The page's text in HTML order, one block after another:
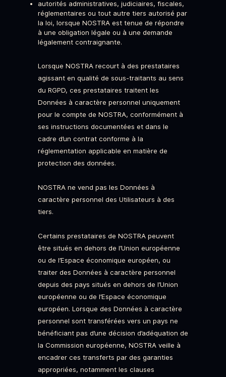
autorités administratives, judiciaires, fiscales,
réglementaires ou tout autre tiers autorisé par
la loi, lorsque NOSTRA est tenue de répondre
à une obligation légale ou à une demande
légalement contraignante.
Lorsque NOSTRA recourt à des prestataires
agissant en qualité de sous-traitants au sens
du RGPD, ces prestataires traitent les
Données à caractère personnel uniquement
pour le compte de NOSTRA, conformément à
ses instructions documentées et dans le
cadre d’un contrat conforme à la
réglementation applicable en matière de
protection des données.
NOSTRA ne vend pas les Données à
caractère personnel des Utilisateurs à des
tiers.
Certains prestataires de NOSTRA peuvent
être situés en dehors de l’Union européenne
ou de l’Espace économique européen, ou
traiter des Données à caractère personnel
depuis des pays situés en dehors de l’Union
européenne ou de l’Espace économique
européen. Lorsque des Données à caractère
personnel sont transférées vers un pays ne
bénéficiant pas d’une décision d’adéquation de
la Commission européenne, NOSTRA veille à
encadrer ces transferts par des garanties
appropriées, notamment les clauses